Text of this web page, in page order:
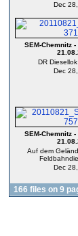
Dec
SEM-Chemnitz
DR
Dec
SEM-Chemnitz
Auf dem
Dec
166 files on 9